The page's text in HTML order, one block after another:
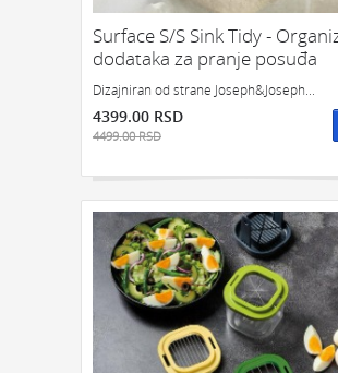
Surface S/S Sink Tidy -
dodataka za pranje posuđa
Dizajniran od strane Joseph&Joseph...
4399.00 RSD
4499.00 RSD